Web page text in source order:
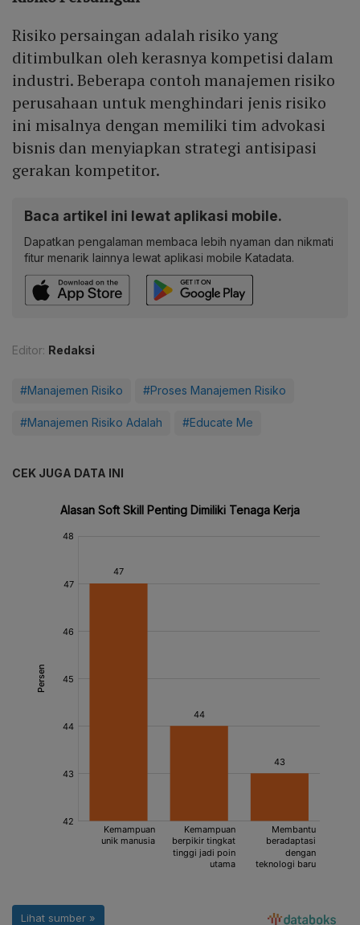
Risiko persaingan adalah risiko yang
ditimbulkan oleh kerasnya kompetisi dalam
industri. Beberapa contoh manajemen risiko
perusahaan untuk menghindari jenis risiko
ini misalnya dengan memiliki tim advokasi
bisnis dan menyiapkan strategi antisipasi
gerakan kompetitor.
Baca artikel ini lewat aplikasi mobile.
Dapatkan pengalaman membaca lebih nyaman dan nikmati
fitur menarik lainnya lewat aplikasi mobile Katadata.
Editor: Redaksi
#Manajemen Risiko #Proses Manajemen Risiko
#Manajemen Risiko Adalah #Educate Me
CEK JUGA DATA INI